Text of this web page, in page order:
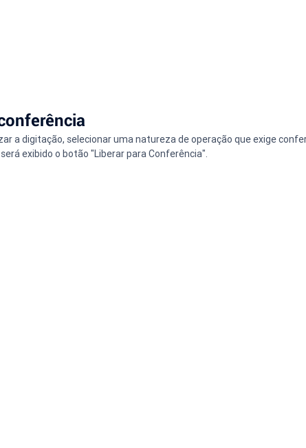
a digitação, selecionar uma natureza de operação que exige
exibido o botão "Liberar para Conferência".